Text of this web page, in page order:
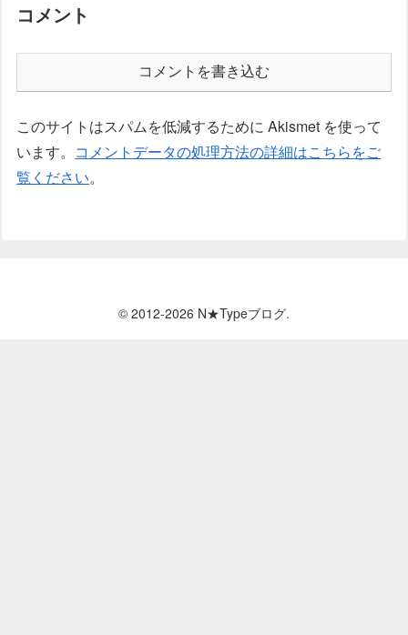
コメント
コメントを書き込む
このサイトはスパムを低減するために Akismet を使って
います。 コメントデータの処理方法の詳細はこちらをご
覧ください。
© 2012-2026 N★Typeブログ.